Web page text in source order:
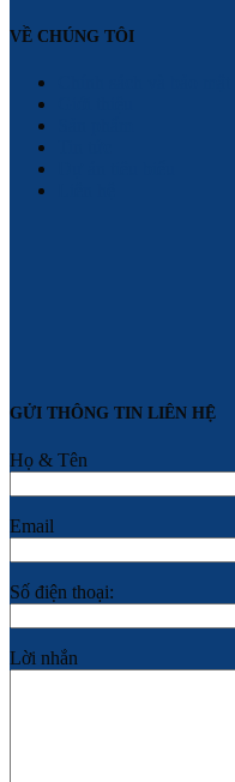
VỀ CHÚNG TÔI
GỬI THÔNG TIN LIÊN HỆ
Họ & Tên
Email
Số điện thoại:
Lời nhắn